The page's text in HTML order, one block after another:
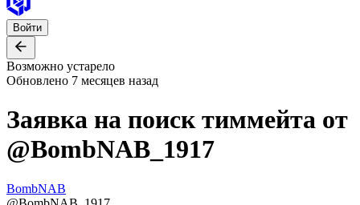
Войти
Возможно устарело
Обновлено 7 месяцев назад
Заявка на поиск тиммейта от
@BombNAB_1917
BombNAB